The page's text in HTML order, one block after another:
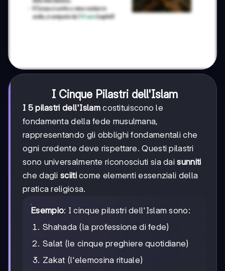
I Cinque Pilastri dell'Islam
I 5 pilastri dell'Islamcostituiscono le
fondamenta della fede musulmana,
rappresentando gli obblighi fondamentali che
ogni credente deve rispettare. Questi pilastri
sono universalmente riconosciuti sia daisunniti
che daglisciiticome elementi essenziali della
pratica religiosa.
Esempio: I cinque pilastri dell'Islam sono:
Shahada (la professione di fede)
Salat (le cinque preghiere quotidiane)
Zakat (l'elemosina rituale)